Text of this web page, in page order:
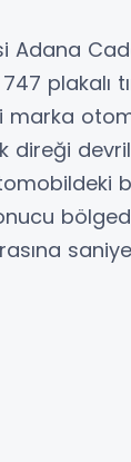
Adana
plakalı
marka
direği